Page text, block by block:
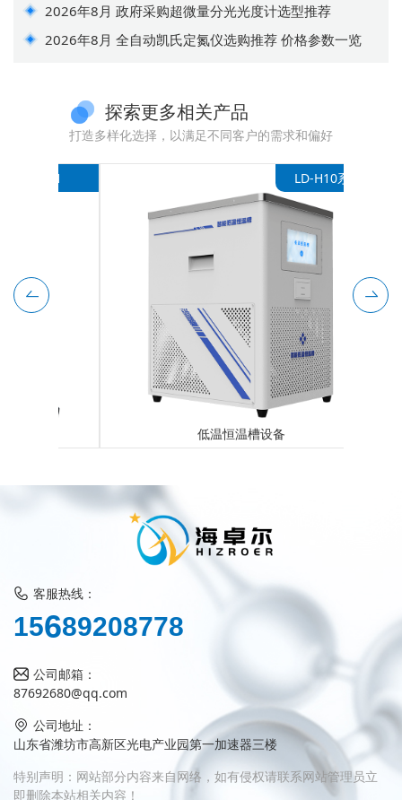
2026年8月 政府采购超微量分光光度计选型推荐
2026年8月 全自动凯氏定氮仪选购推荐 价格参数一览
探索更多相关产品
打造多样化选择，以满足不同客户的需求和偏好
低温恒温槽设备
LD-H10系列
客服热线：
15689208778
公司邮箱：
87692680@qq.com
公司地址：
山东省潍坊市高新区光电产业园第一加速器三楼
特别声明：网站部分内容来自网络，如有侵权请联系网站管理员立
即删除本站相关内容！